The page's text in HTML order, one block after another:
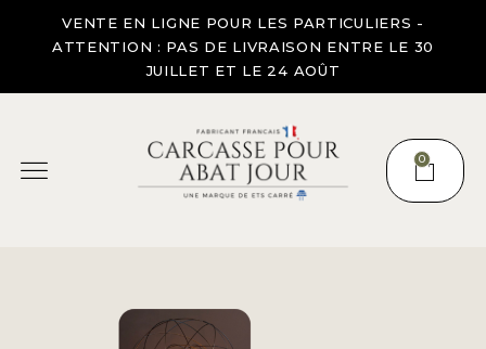
VENTE EN LIGNE POUR LES PARTICULIERS -
ATTENTION : PAS DE LIVRAISON ENTRE LE 30
JUILLET ET LE 24 AOÛT
0